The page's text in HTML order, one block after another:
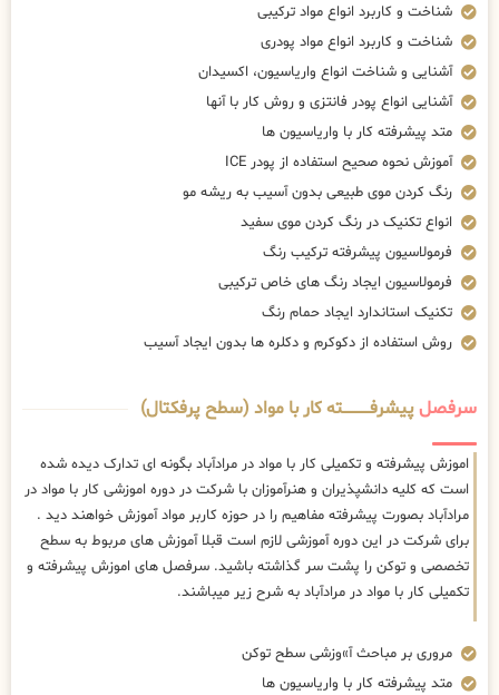
شناخت و کاربرد انواع مواد ترکیبی
شناخت و کاربرد انواع مواد پودری
آشنایی و شناخت انواع واریاسیون، اکسیدان
آشنایی انواع پودر فانتزی و روش کار با آنها
متد پیشرفته کار با واریاسیون ها
آموزش نحوه صحیح استفاده از پودر ICE
رنگ کردن موی طبیعی بدون آسیب به ریشه مو
انواع تکنیک در رنگ کردن موی سفید
فرمولاسیون پیشرفته ترکیب رنگ
فرمولاسیون ایجاد رنگ های خاص ترکیبی
تکنیک استاندارد ایجاد حمام رنگ
روش استفاده از دکوکرم و دکلره ها بدون ایجاد آسیب
سرفصلپیشرفــــــــــــته کار با مواد (سطح پرفکتال)
اموزش پیشرفته و تکمیلی کار با مواد در مرادآباد بگونه ای تدارک دیده شده
است که کلیه دانشپذیران و هنرآموزان با شرکت در دوره اموزشی کار با مواد در
مرادآباد بصورت پیشرفته مفاهیم را در حوزه کاربر مواد آموزش خواهند دید .
برای شرکت در این دوره آموزشی لازم است قبلا آموزش های مربوط به سطح
تخصصی و توکن را پشت سر گذاشته باشید. سرفصل های اموزش پیشرفته و
تکمیلی کار با مواد در مرادآباد به شرح زیر میباشند.
مروری بر مباحث آ»وزشی سطح توکن
متد پیشرفته کار با واریاسیون ها